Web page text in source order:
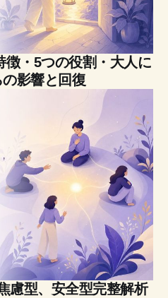
徴・5つの役割・大人に
影響と回復
慮型、安全型完整解析